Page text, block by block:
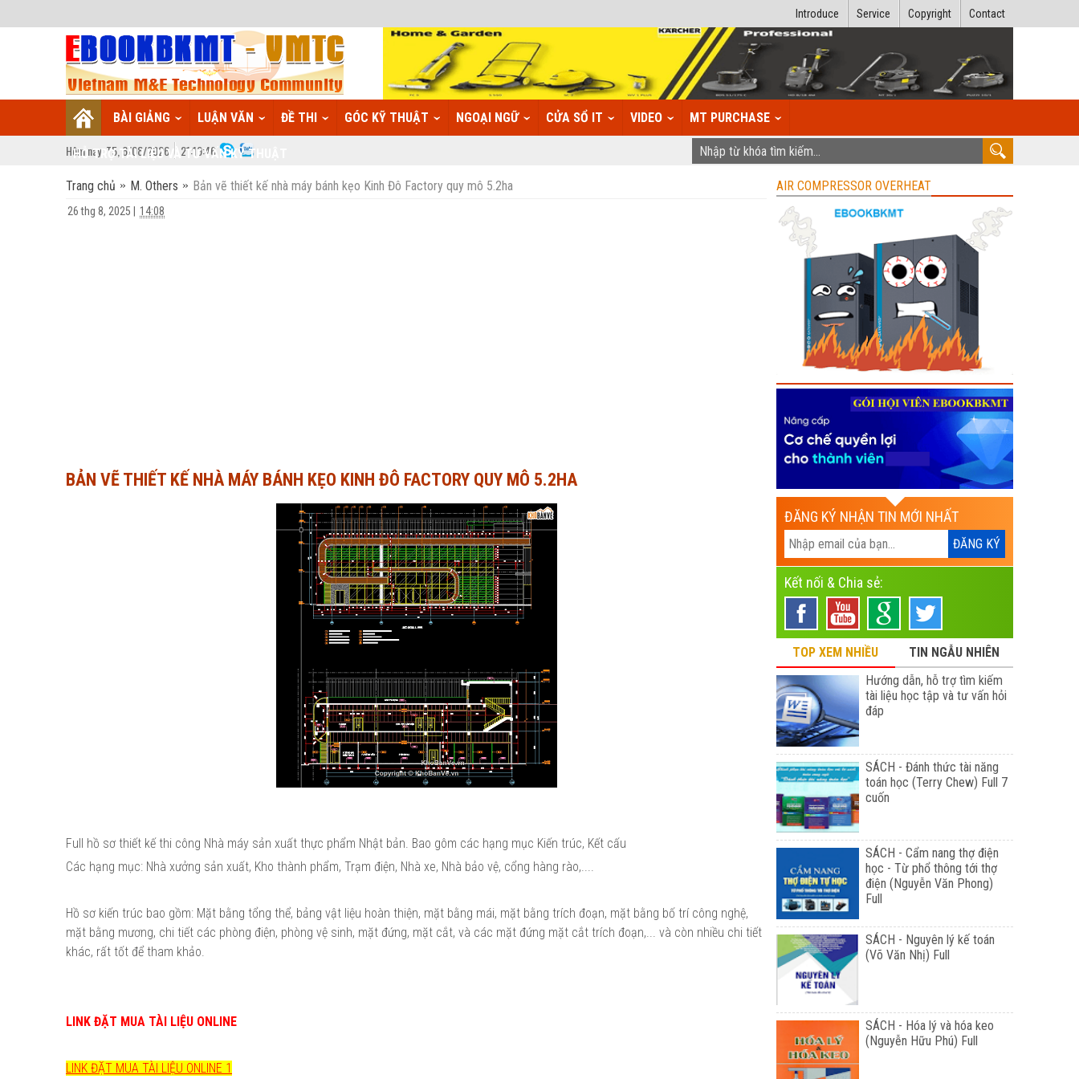
Contact
Copyright
Service
Introduce
BÀI GIẢNG LUẬN VĂN ĐỀ THI GÓC KỸ THUẬT NGOẠI NGỮ CỬA SỔ IT VIDEO MT PURCHASE
HỖ TRỢ TÀI LIỆU VÀ TƯ VẤN KỸ THUẬT
Hôm nay: T5, 6/08/2026 21:19:47
Trang chủ M. Others Bản vẽ thiết kế nhà máy bánh kẹo Kinh Đô Factory quy mô 5.2ha
26 thg 8, 2025 14:08
BẢN VẼ THIẾT KẾ NHÀ MÁY BÁNH KẸO KINH ĐÔ FACTORY QUY MÔ 5.2HA
Full hồ sơ thiết kế thi công Nhà máy sản xuất thực phẩm Nhật bản. Bao gôm các hạng mục Kiến trúc, Kết cấu
Các hạng mục: Nhà xưởng sản xuất, Kho thành phẩm, Trạm điện, Nhà xe, Nhà bảo vệ, cổng hàng rào,....
Hồ sơ kiến trúc bao gồm: Mặt bằng tổng thể, bảng vật liệu hoàn thiện, mặt bằng mái, mặt bằng trích đoạn, mặt bằng bố trí công nghệ,
mặt bằng mương, chi tiết các phòng điện, phòng vệ sinh, mặt đứng, mặt cắt, và các mặt đứng mặt cắt trích đoạn,... và còn nhiều chi tiết
khác, rất tốt để tham khảo.
LINK ĐẶT MUA TÀI LIỆU ONLINE
LINK ĐẶT MUA TÀI LIỆU ONLINE 1
AIR COMPRESSOR OVERHEAT
ĐĂNG KÝ NHẬN TIN MỚI NHẤT
Kết nối & Chia sẻ:
TOP XEM NHIỀU
TIN NGẪU NHIÊN
Hướng dẫn, hỗ trợ tìm kiếm
tài liệu học tập và tư vấn hỏi
đáp
SÁCH - Đánh thức tài năng
toán học (Terry Chew) Full 7
cuốn
SÁCH - Cẩm nang thợ điện
học - Từ phổ thông tới thợ
điện (Nguyễn Văn Phong)
Full
SÁCH - Nguyên lý kế toán
(Võ Văn Nhị) Full
SÁCH - Hóa lý và hóa keo
(Nguyễn Hữu Phú) Full